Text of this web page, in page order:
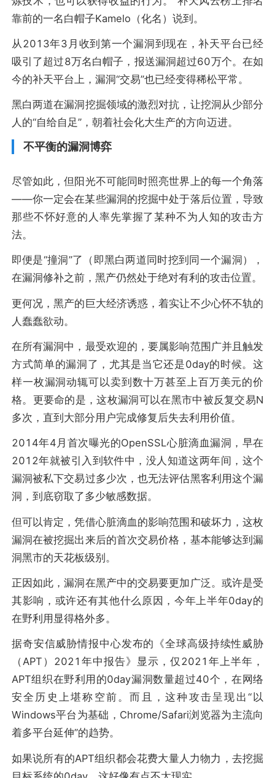
靠前的一名白帽子Kamelo（化名）说到。
从2013年3月收到第一个漏洞到现在，补天平台已经
吸引了超过8万名白帽子，报送漏洞超过60万个。在如
今的补天平台上，漏洞“交易”也已经变得稀松平常。
黑白两道在漏洞挖掘领域的激烈对抗，让挖洞从少部分
人的“自给自足”，朝着社会化大生产的方向迈进。
不平衡的漏洞博弈
尽管如此，但阳光不可能同时照亮世界上的每一个角落
——你一定会在某些漏洞的挖掘中处于落后位置，导致
那些不怀好意的人率先掌握了某种不为人知的攻击方
法。
即便是“撞洞”了（即黑白两道同时挖到同一个漏洞），
在漏洞修补之前，黑产仍然处于绝对有利的攻击位置。
更何况，黑产的巨大经济诱惑，着实让不少心怀不轨的
人蠢蠢欲动。
在所有漏洞中，最受欢迎的，要属影响范围广并且触发
方式简单的漏洞了，尤其是当它还是0day的时候。这
样一枚漏洞动辄可以卖到数十万甚至上百万美元的价
格。更要命的是，这枚漏洞可以在黑市中被反复交易N
多次，直到大部分用户完成修复后失去利用价值。
2014年4月首次曝光的OpenSSL心脏滴血漏洞，早在
2012年就被引入到软件中，没人知道这两年间，这个
漏洞被私下交易过多少次，也无法评估黑客利用这个漏
洞，到底窃取了多少敏感数据。
但可以肯定，凭借心脏滴血的影响范围和破坏力，这枚
漏洞在被挖掘出来后的首次交易价格，基本能够达到漏
洞黑市的天花板级别。
正因如此，漏洞在黑产中的交易要更加广泛。或许是受
其影响，或许还有其他什么原因，今年上半年0day的
在野利用显得格外多。
据奇安信威胁情报中心发布的《全球高级持续性威胁
（APT）2021年中报告》显示，仅2021年上半年，
APT组织在野利用的0day漏洞数量超过40个，在网络
安全历史上堪称空前。而且，这种攻击呈现出“以
Windows平台为基础，Chrome/Safari浏览器为主流向
着多平台延伸”的趋势。
如果说所有的APT组织都会花费大量人力物力，去挖掘